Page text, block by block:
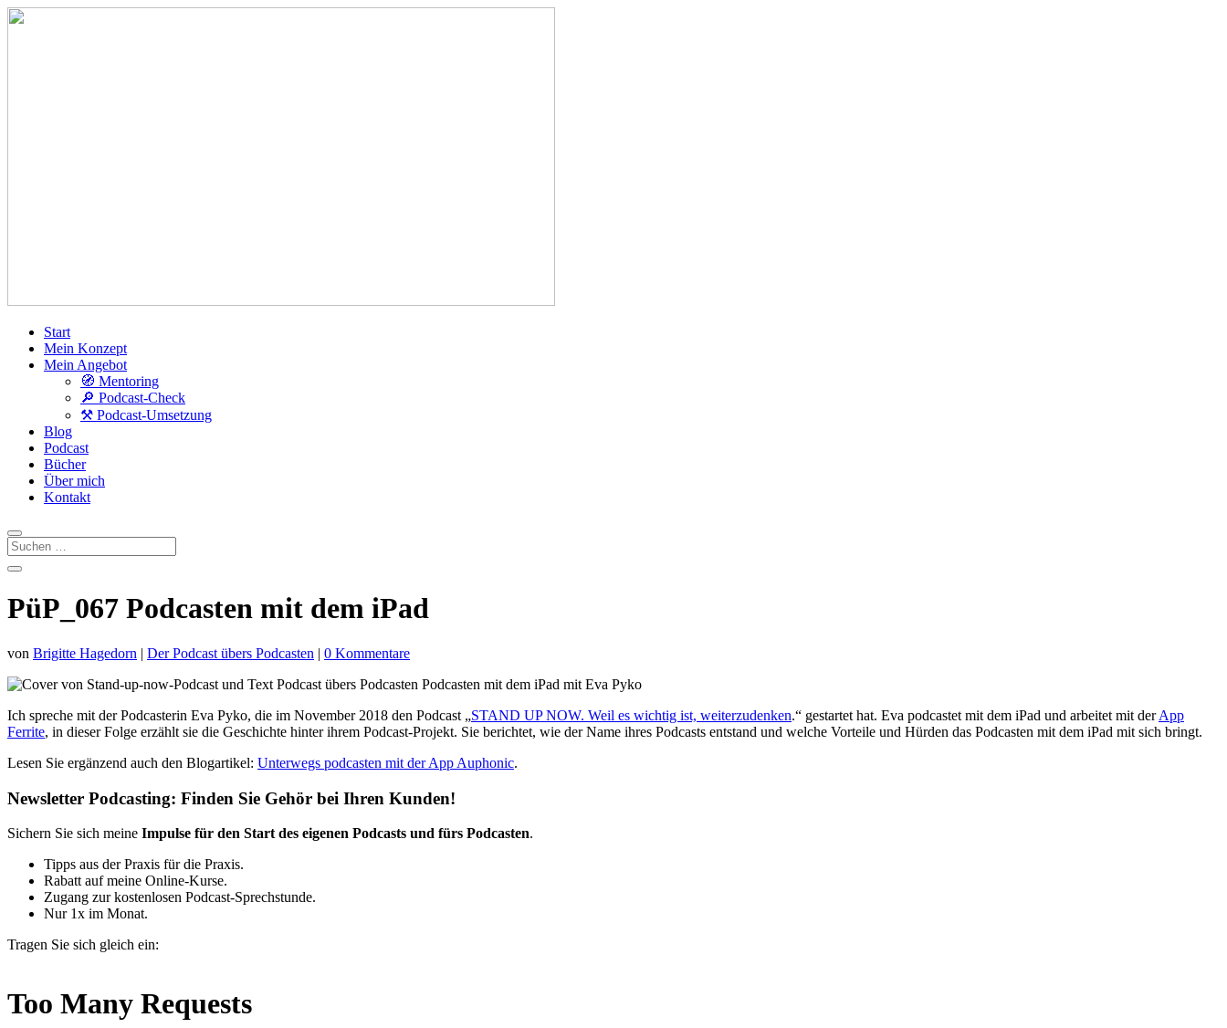
Start
Mein Konzept
Mein Angebot
🧭 Mentoring
🔎 Podcast-Check
⚒️ Podcast-Umsetzung
Blog
Podcast
Bücher
Über mich
Kontakt
PüP_067 Podcasten mit dem iPad
von Brigitte Hagedorn | Der Podcast übers Podcasten | 0 Kommentare
Ich spreche mit der Podcasterin Eva Pyko, die im November 2018 den Podcast „STAND UP NOW. Weil es wichtig ist, weiterzudenken.“ gestartet hat. Eva podcastet mit dem iPad und arbeitet mit derApp
Ferrite, in dieser Folge erzählt sie die Geschichte hinter ihrem Podcast-Projekt. Sie berichtet, wie der Name ihres Podcasts entstand und welche Vorteile und Hürden das Podcasten mit dem iPad mit sich bringt.
Lesen Sie ergänzend auch den Blogartikel: Unterwegs podcasten mit der App Auphonic.
Newsletter Podcasting: Finden Sie Gehör bei Ihren Kunden!
Sichern Sie sich meine Impulse für den Start des eigenen Podcasts und fürs Podcasten.
Tipps aus der Praxis für die Praxis.
Rabatt auf meine Online-Kurse.
Zugang zur kostenlosen Podcast-Sprechstunde.
Nur 1x im Monat.
Tragen Sie sich gleich ein: